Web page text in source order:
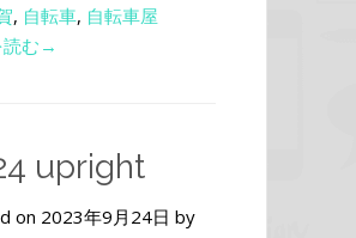
, 自転車, 自転車屋
読む→
upright
on 2023年9月24日 by